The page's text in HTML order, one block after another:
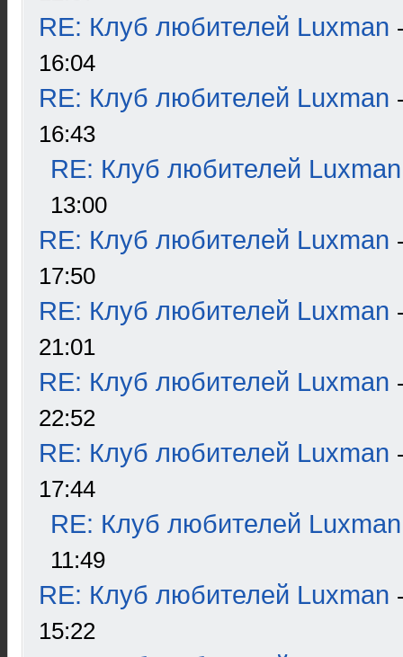
RE: Клуб любителей Luxman
16:04
RE: Клуб любителей Luxman
16:43
RE: Клуб любителей Luxman
13:00
RE: Клуб любителей Luxman
17:50
RE: Клуб любителей Luxman
21:01
RE: Клуб любителей Luxman
22:52
RE: Клуб любителей Luxman
17:44
RE: Клуб любителей Luxman
11:49
RE: Клуб любителей Luxman
15:22